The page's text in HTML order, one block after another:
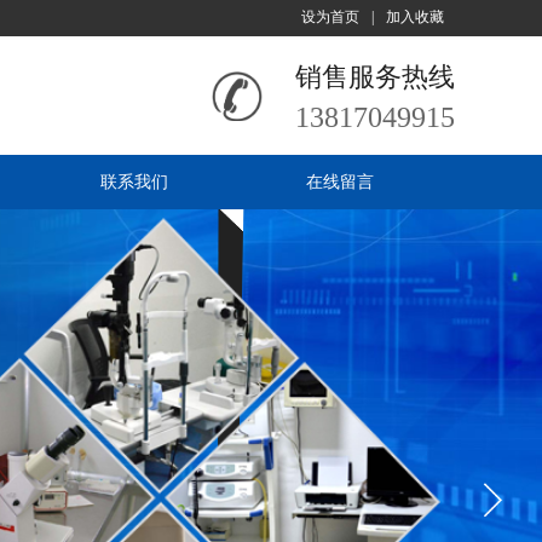
设为首页 加入收藏
销售服务热线
13817049915
联系我们 在线留言